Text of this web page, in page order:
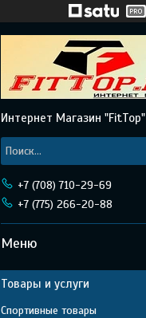
Интернет Магазин "FitTop"
+7 (708) 710-29-69
+7 (775) 266-20-88
Товары и услуги
Спортивные товары